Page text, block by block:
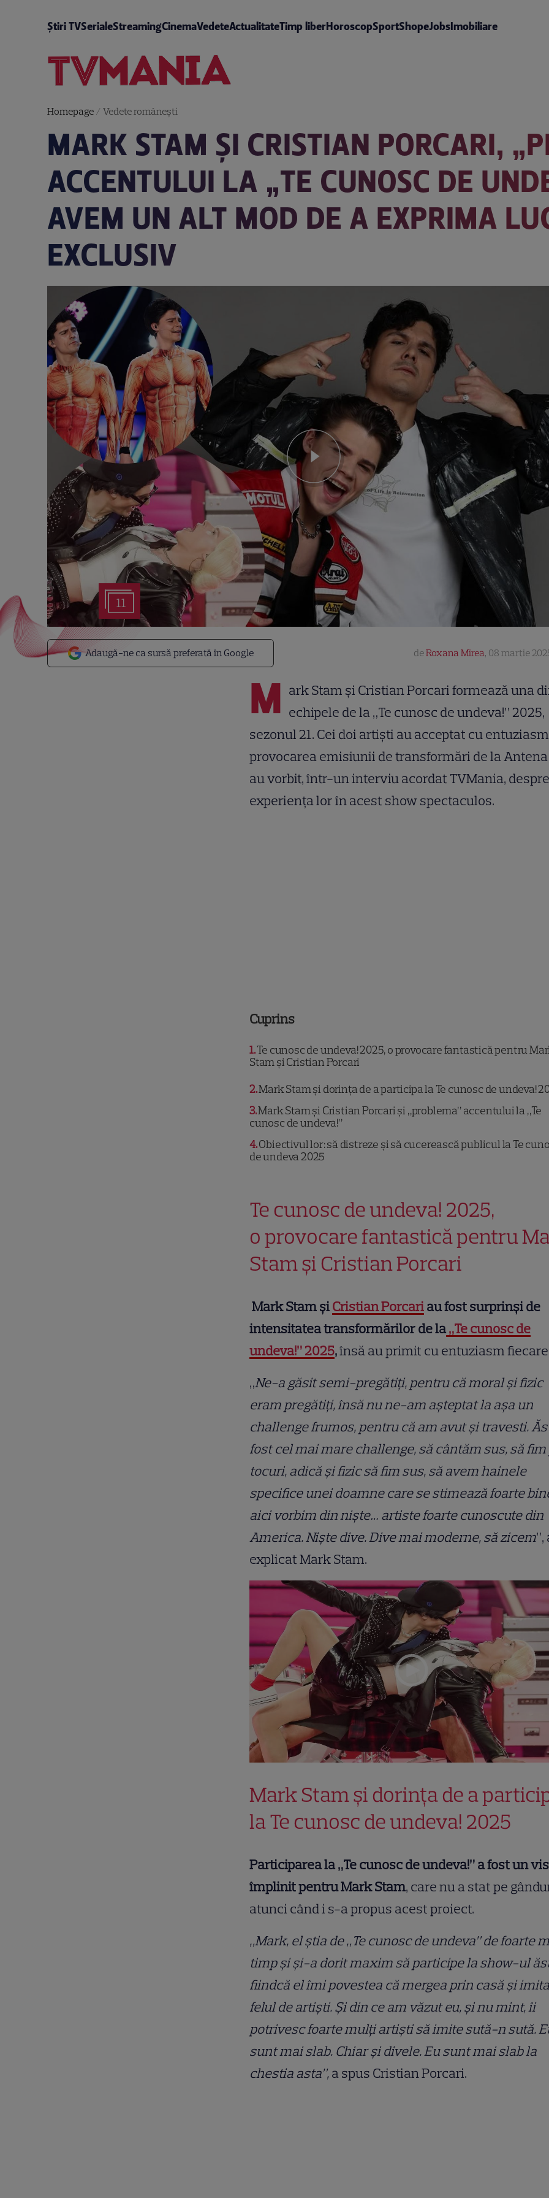
Știri TVSerialeStreamingCinemaVedeteActualitateTimp liberHoroscopSportShopeJobsImobiliare
Homepage/ Vedete româneşti
MARK STAM ȘI CRISTIAN PORCARI,
ACCENTULUI LA „TE CUNOSC DE
AVEM UN ALT MOD DE A EXPRIMA
EXCLUSIV
11
Adaugă-ne ca sursă preferată în Google deRoxana Mirea, 08 martie
M ark Stam și Cristian Porcari formează una
echipele de la „Te cunosc de undeva!” 2025,
sezonul 21. Cei doi artiști au acceptat cu entuziasm
provocarea emisiunii de transformări de la Antena
au vorbit, într-un interviu acordat TVMania, despre
experiența lor în acest show spectaculos.
Cuprins
1Te cunosc de undeva! 2025, o provocare fantastică pentru
Stam și Cristian Porcari
2Mark Stam și dorința de a participa la Te cunosc de undeva!
3Mark Stam și Cristian Porcari și „problema” accentului la „Te
cunosc de undeva!”
4Obiectivul lor: să distreze și să cucerească publicul la Te
de undeva 2025
Te cunosc de undeva! 2025,
o provocare fantastică pentru
Stam și Cristian Porcari
Mark Stam șiCristian Porcariau fost surprinși de
intensitatea transformărilor de la„Te cunosc de
undeva!” 2025,însă au primit cu entuziasm
„Ne-a găsit semi-pregătiți, pentru că moral și fizic
eram pregătiți, însă nu ne-am așteptat la așa un
challenge frumos, pentru că am avut și travesti.
fost cel mai mare challenge, să cântăm sus, să fim
tocuri, adică și fizic să fim sus, să avem hainele
specifice unei doamne care se stimează foarte
aici vorbim din niște… artiste foarte cunoscute din
America. Niște dive. Dive mai moderne, să zicem”,
explicat Mark Stam.
Mark Stam și dorința de a
la Te cunosc de undeva! 2025
Participarea la „Te cunosc de undeva!” a fost un vis
împlinit pentru Mark Stam, care nu a stat pe
atunci când i s-a propus acest proiect.
„Mark, el știa de „Te cunosc de undeva” de foarte
timp și și-a dorit maxim să participe la show-ul
fiindcă el îmi povestea că mergea prin casă și
felul de artiști. Și din ce am văzut eu, și nu mint, îi
potrivesc foarte mulți artiști să imite sută-n sută.
sunt mai slab. Chiar și divele. Eu sunt mai slab la
chestia asta”,a spus Cristian Porcari.